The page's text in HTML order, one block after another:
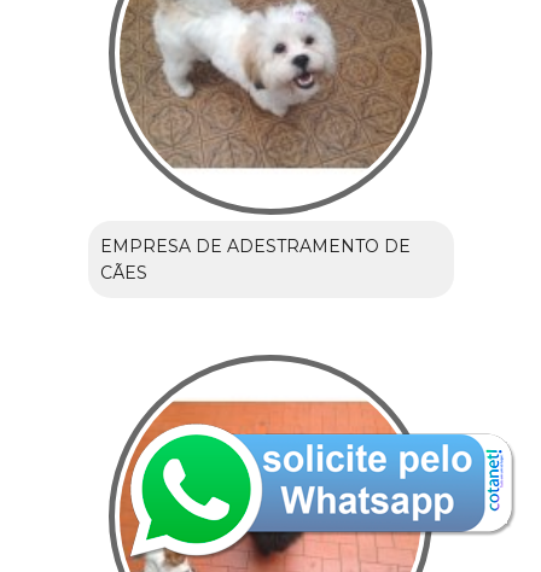
EMPRESA DE ADESTRAMENTO DE
CÃES